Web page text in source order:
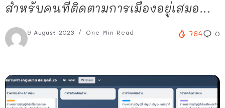
สำหรับคนที่ติดตามการเมืองอยู่เสมอ...
9 August 2023 One Min Read 764 0